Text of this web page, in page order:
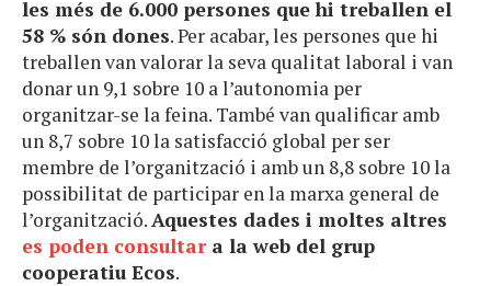
les més de 6.000 persones que hi treballen el
58 % són dones. Per acabar, les persones que hi
treballen van valorar la seva qualitat laboral i van
donar un 9,1 sobre 10 a l’autonomia per
organitzar-se la feina. També van qualificar amb
un 8,7 sobre 10 la satisfacció global per ser
membre de l’organització i amb un 8,8 sobre 10 la
possibilitat de participar en la marxa general de
l’organització.Aquestes dades i moltes altres
es poden consultara la web del grup
cooperatiu Ecos.